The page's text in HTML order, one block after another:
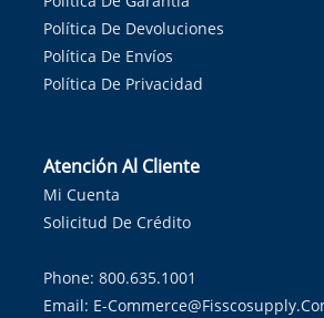
Política De Devoluciones
Política De Envíos
Política De Privacidad
Atención Al Cliente
Mi Cuenta
Solicitud De Crédito
Phone: 800.635.1001
Email: E-